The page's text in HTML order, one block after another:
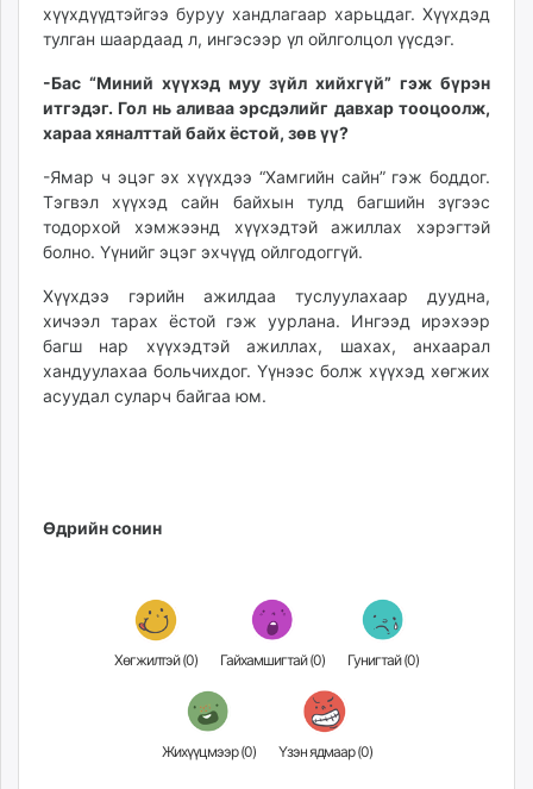
хүүхдүүдтэйгээ буруу хандлагаар харьцдаг. Хүүхдэд
тулган шаардаад л, ингэсээр үл ойлголцол үүсдэг.
-Бас “Миний хүүхэд муу зүйл хийхгүй” гэж бүрэн
итгэдэг. Гол нь аливаа эрсдэлийг давхар тооцоолж,
хараа хяналттай байх ёстой, зөв үү?
-Ямар ч эцэг эх хүүхдээ “Хамгийн сайн” гэж боддог.
Тэгвэл хүүхэд сайн байхын тулд багшийн зүгээс
тодорхой хэмжээнд хүүхэдтэй ажиллах хэрэгтэй
болно. Үүнийг эцэг эхчүүд ойлгодоггүй.
Хүүхдээ гэрийн ажилдаа туслуулахаар дуудна,
хичээл тарах ёстой гэж уурлана. Ингээд ирэхээр
багш нар хүүхэдтэй ажиллах, шахах, анхаарал
хандуулахаа больчихдог. Үүнээс болж хүүхэд хөгжих
асуудал суларч байгаа юм.
Өдрийн сонин
Хөгжилтэй (0) Гайхамшигтай (0) Гунигтай (0)
Жихүүцмээр (0) Үзэн ядмаар (0)